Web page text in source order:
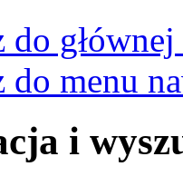
do
do menu
i